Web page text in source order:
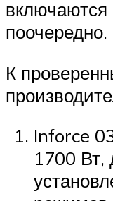
включаются
поочередно.
К
Inforce
1700 Вт,